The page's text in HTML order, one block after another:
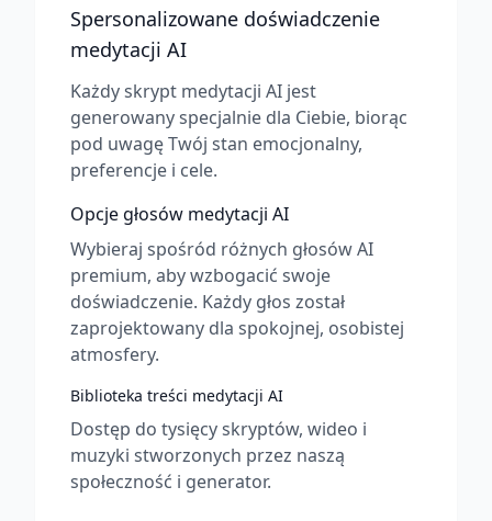
Spersonalizowane doświadczenie
medytacji AI
Każdy skrypt medytacji AI jest
generowany specjalnie dla Ciebie, biorąc
pod uwagę Twój stan emocjonalny,
preferencje i cele.
Opcje głosów medytacji AI
Wybieraj spośród różnych głosów AI
premium, aby wzbogacić swoje
doświadczenie. Każdy głos został
zaprojektowany dla spokojnej, osobistej
atmosfery.
Biblioteka treści medytacji AI
Dostęp do tysięcy skryptów, wideo i
muzyki stworzonych przez naszą
społeczność i generator.